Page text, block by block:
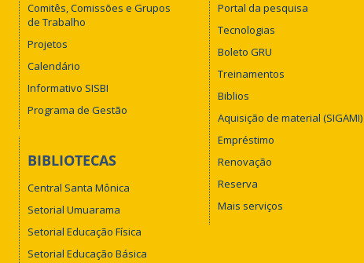
Comitês, Comissões e Grupos
de Trabalho
Projetos
Calendário
Informativo SISBI
Programa de Gestão
BIBLIOTECAS
Central Santa Mônica
Setorial Umuarama
Setorial Educação Física
Setorial Educação Básica
Portal da pesquisa
Tecnologias
Boleto GRU
Treinamentos
Biblios
Aquisição de material (SIGAMI)
Empréstimo
Renovação
Reserva
Mais serviços